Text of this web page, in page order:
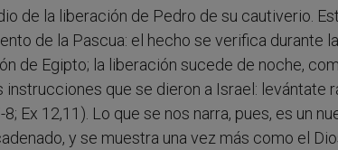
de la liberación de Pedro de su cautiverio.
de la Pascua: el hecho se verifica durante
de Egipto; la liberación sucede de noche,
que se dieron a Israel: levántate
Ex 12,11). Lo que se nos narra, pues, es un
y se muestra una vez más como el